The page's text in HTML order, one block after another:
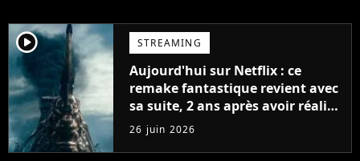
player2 STREAMING
Aujourd'hui sur Netflix : ce
remake fantastique revient avec
sa suite, 2 ans après avoir réalisé
60 millions de vues et régné 6
semaines dans le Top 10
26 juin 2026